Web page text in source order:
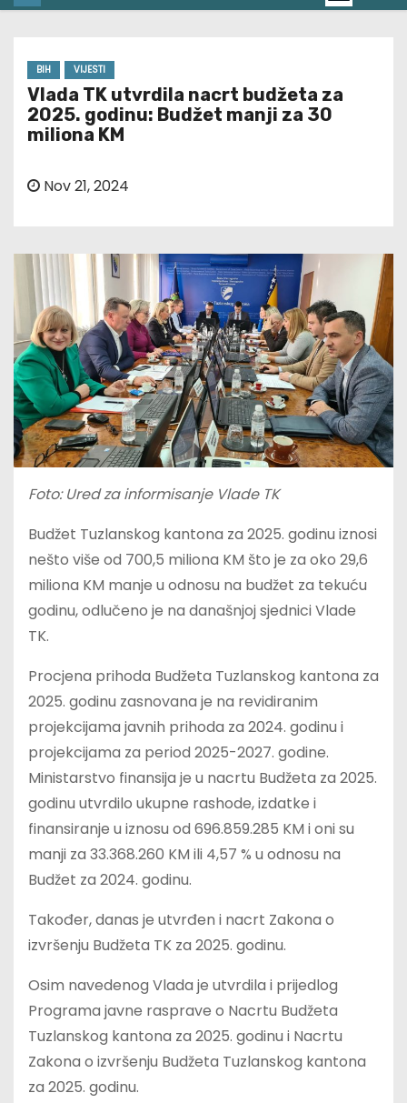
BIH VIJESTI
Vlada TK utvrdila nacrt budžeta za
2025. godinu: Budžet manji za 30
miliona KM
Nov 21, 2024
Foto: Ured za informisanje Vlade TK
Budžet Tuzlanskog kantona za 2025. godinu iznosi
nešto više od 700,5 miliona KM što je za oko 29,6
miliona KM manje u odnosu na budžet za tekuću
godinu, odlučeno je na današnjoj sjednici Vlade
TK.
Procjena prihoda Budžeta Tuzlanskog kantona za
2025. godinu zasnovana je na revidiranim
projekcijama javnih prihoda za 2024. godinu i
projekcijama za period 2025-2027. godine.
Ministarstvo finansija je u nacrtu Budžeta za 2025.
godinu utvrdilo ukupne rashode, izdatke i
finansiranje u iznosu od 696.859.285 KM i oni su
manji za 33.368.260 KM ili 4,57 % u odnosu na
Budžet za 2024. godinu.
Također, danas je utvrđen i nacrt Zakona o
izvršenju Budžeta TK za 2025. godinu.
Osim navedenog Vlada je utvrdila i prijedlog
Programa javne rasprave o Nacrtu Budžeta
Tuzlanskog kantona za 2025. godinu i Nacrtu
Zakona o izvršenju Budžeta Tuzlanskog kantona
za 2025. godinu.